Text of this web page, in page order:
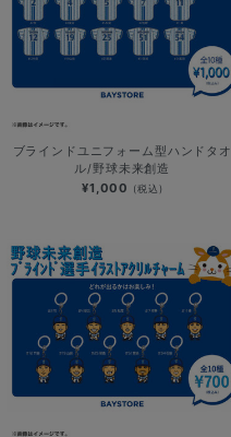
ブラインドユニフォーム型ハンドタオ
ル/野球未来創造
¥1,000 (税込)